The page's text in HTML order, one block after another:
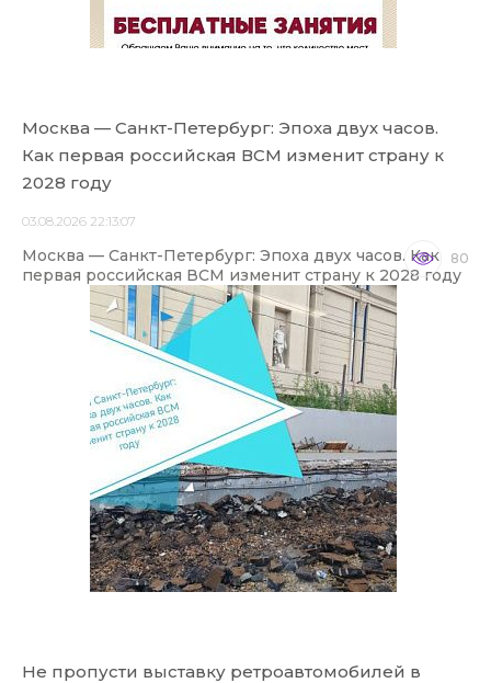
Москва — Санкт-Петербург: Эпоха двух часов.
Как первая российская ВСМ изменит страну к
2028 году
03.08.2026 22:13:07
Москва — Санкт-Петербург: Эпоха двух часов. Как
первая российская ВСМ изменит страну к 2028 году
80
Не пропусти выставку ретроавтомобилей в